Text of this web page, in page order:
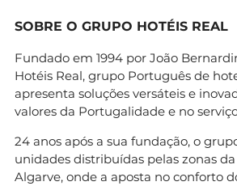
SOBRE O GRUPO HOTÉIS REAL
Fundado em 1994 por João
Hotéis Real, grupo Português de
apresenta soluções versáteis e
valores da Portugalidade e no
24 anos após a sua fundação, o
unidades distribuídas pelas zonas
Algarve, onde a aposta no conforto